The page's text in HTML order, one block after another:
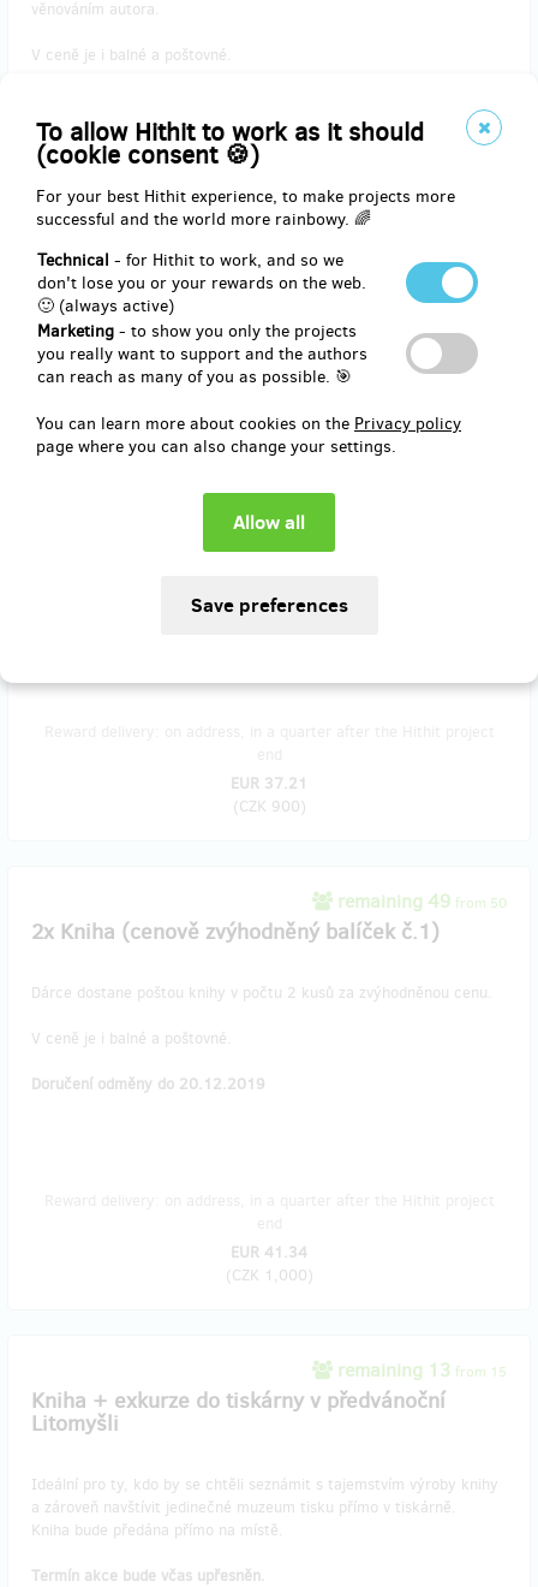
To allow Hithit to work as it should
(cookie consent 🍪)
For your best Hithit experience, to make projects more
successful and the world more rainbowy. 🌈
Technical - for Hithit to work, and so we
don't lose you or your rewards on the web.
🙂 (always active)
Marketing - to show you only the projects
you really want to support and the authors
can reach as many of you as possible. 🎯
You can learn more about cookies on the Privacy policy
page where you can also change your settings.
věnováním autora.
V ceně je i balné a poštovné.
Reward delivery: on address, in a quarter after the Hithit project
end
EUR 33.07
remaining 48 from 50
Kniha + speciální bonus - originální CD singl
Jaromíra Löfflera
Ideální vánoční dárek!
Dárce dostane poštou jeden výtisk knihy + originální CD singl s
novou a dosud nevydanou písní Pořád s tebou. Hudba a zpěv
Jaromír Löffler, text písně autor knihy.
EUR 37.21
(CZK 900)
remaining 49 from 50
2x Kniha (cenově zvýhodněný balíček č.1)
Dárce dostane poštou knihy v počtu 2 kusů za zvýhodněnou cenu.
V ceně je i balné a poštovné.
Doručení odměny do 20.12.2019
EUR 41.34
(CZK 1,000)
remaining 13 from 15
Kniha + exkurze do tiskárny v předvánoční
Litomyšli
Ideální pro ty, kdo by se chtěli seznámit s tajemstvím výroby knihy
a zároveň navštívit jedinečné muzeum tisku přímo v tiskárně.
Kniha bude předána přímo na místě.
Termín akce bude včas upřesněn.